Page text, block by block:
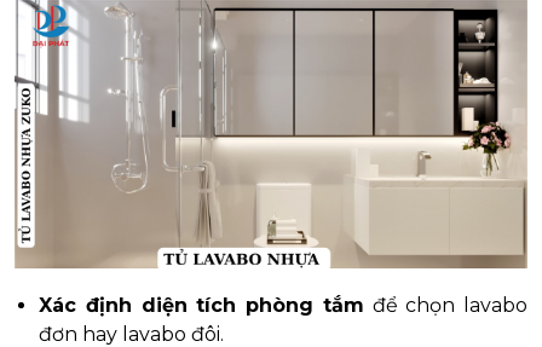
Xác định diện tích phòng tắm để chọn lavabo
đơn hay lavabo đôi.